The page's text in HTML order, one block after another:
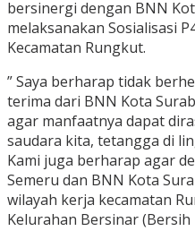
bersinergi dengan BNN
melaksanakan Sosialisasi
Kecamatan Rungkut.
” Saya berharap tidak
terima dari BNN Kota
agar manfaatnya dapat
saudara kita, tetangga di
Kami juga berharap agar
Semeru dan BNN Kota
wilayah kerja kecamatan
Kelurahan Bersinar (Bersih